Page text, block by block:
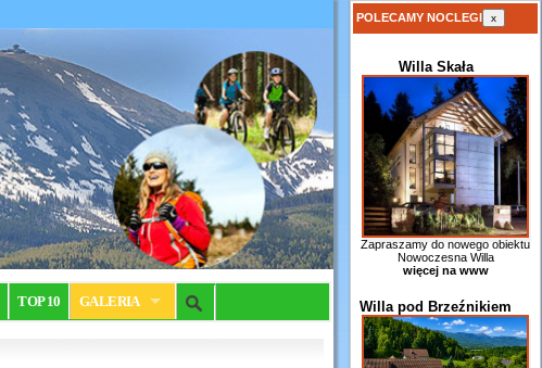
TOP 10 GALERIA
POLECAMY NOCLEGI x
Willa Skała
Zapraszamy do nowego obiektu
Nowoczesna Willa
więcej na www
Willa pod Brzeźnikiem